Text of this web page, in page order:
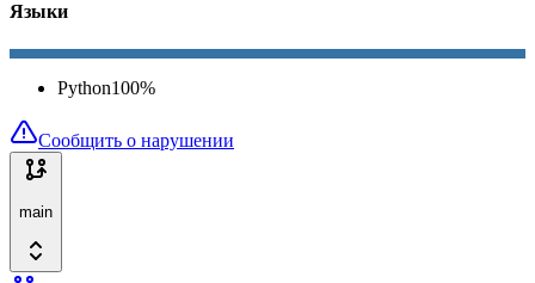
Языки
Python100%
Сообщить о нарушении
main